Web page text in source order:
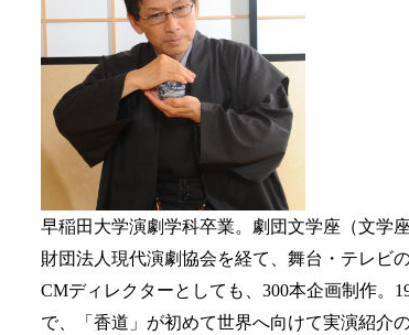
早稲⽥大学演劇学科卒業。劇団文学座（文学
財団法人現代演劇協会を経て、舞台・テレビ
CMディレクターとしても、300本企画制作。
で、「香道」が初めて世界へ向けて実演紹介